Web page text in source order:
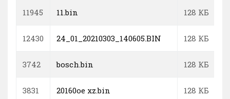
11945 11.bin 128 КБ
12430 24_01_20210303_140605.BIN 128 КБ
3742 bosch.bin 128 КБ
3831 20160oe xz.bin 128 КБ